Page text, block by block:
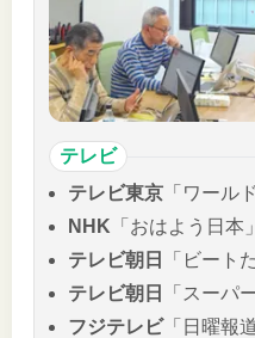
テレビ
テレビ東京 「ワール
NHK 「おはよう日本」
テレビ朝日
「ビート
テレビ朝日
「スーパ
フジテレビ「日曜報